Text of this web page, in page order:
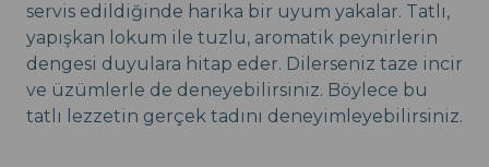
servis edildiğinde harika bir uyum yakalar. Tatlı,
yapışkan lokum ile tuzlu, aromatik peynirlerin
dengesi duyulara hitap eder. Dilerseniz taze incir
ve üzümlerle de deneyebilirsiniz. Böylece bu
tatlı lezzetin gerçek tadını deneyimleyebilirsiniz.